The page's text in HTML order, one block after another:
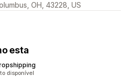
OH, 43228, US
esta
disponível